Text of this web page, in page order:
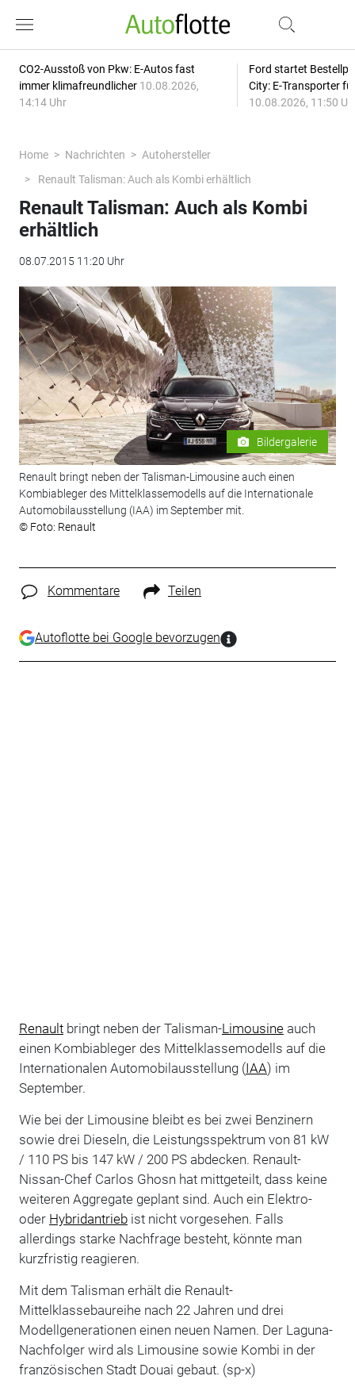
CO2-Ausstoß von Pkw: E-Autos fast
immer klimafreundlicher 10.08.2026,
14:14 Uhr
Ford startet
City: E-Transporter
10.08.2026, 11:50
Home Nachrichten
Autohersteller
Renault Talisman: Auch als Kombi erhältlich
Renault Talisman: Auch als Kombi
erhältlich
08.07.2015 11:20 Uhr
Bildergalerie
Renault bringt neben der Talisman-Limousine auch einen
Kombiableger des Mittelklassemodells auf die Internationale
Automobilausstellung (IAA) im September mit.
© Foto: Renault
Kommentare Teilen
Autoflotte bei Google bevorzugen
Renaultbringt neben der Talisman-Limousineauch
einen Kombiableger des Mittelklassemodells auf die
Internationalen Automobilausstellung (IAA) im
September.
Wie bei der Limousine bleibt es bei zwei Benzinern
sowie drei Dieseln, die Leistungsspektrum von 81 kW
/ 110 PS bis 147 kW / 200 PS abdecken. Renault-
Nissan-Chef Carlos Ghosn hat mittgeteilt, dass keine
weiteren Aggregate geplant sind. Auch ein Elektro-
oder Hybridantriebist nicht vorgesehen. Falls
allerdings starke Nachfrage besteht, könnte man
kurzfristig reagieren.
Mit dem Talisman erhält die Renault-
Mittelklassebaureihe nach 22 Jahren und drei
Modellgenerationen einen neuen Namen. Der Laguna-
Nachfolger wird als Limousine sowie Kombi in der
französischen Stadt Douai gebaut. (sp-x)